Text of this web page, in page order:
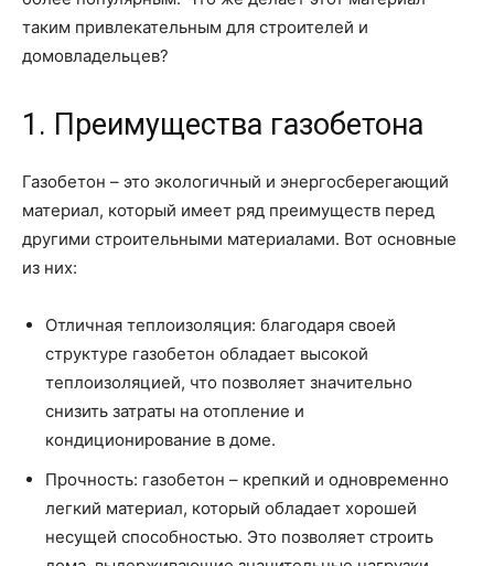
таким привлекательным для строителей и
домовладельцев?
1. Преимущества газобетона
Газобетон – это экологичный и энергосберегающий
материал, который имеет ряд преимуществ перед
другими строительными материалами. Вот основные
из них:
Отличная теплоизоляция: благодаря своей
структуре газобетон обладает высокой
теплоизоляцией, что позволяет значительно
снизить затраты на отопление и
кондиционирование в доме.
Прочность: газобетон – крепкий и одновременно
легкий материал, который обладает хорошей
несущей способностью. Это позволяет строить